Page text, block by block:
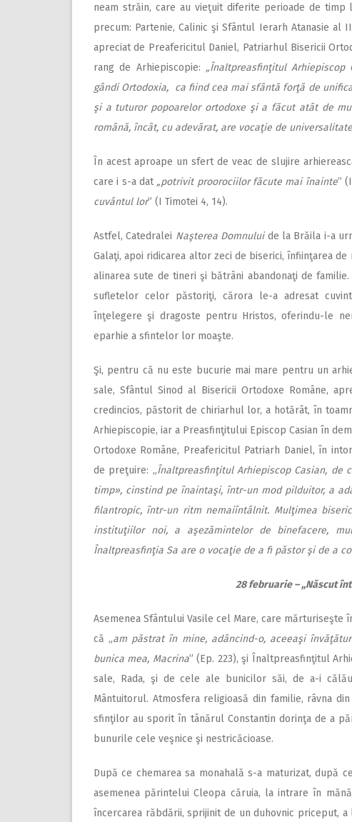
neam străin, care au vieţuit diferite perioade de timp
precum: Partenie, Calinic şi Sfântul Ierarh Atanasie
apreciat de Preafericitul Daniel, Patriarhul Bisericii
rang de Arhiepiscopie: „Înaltpreasfinţitul
gândi Ortodoxia, ca fiind cea mai sfântă forţă de
şi a tuturor popoarelor ortodoxe şi a făcut atât de
română, încât, cu adevărat, are vocaţie de
În acest aproape un sfert de veac de slujire
care i s-a dat„potrivit proorociilor făcute mai înainte”
cuvântul lor” (I Timotei 4, 14).
Astfel, Catedralei Naşterea Domnuluide la Brăila i-a
Galaţi, apoi ridicarea altor zeci de biserici, înfiinţarea
alinarea sute de tineri şi bătrâni abandonaţi de
sufletelor celor păstoriţi, cărora le-a adresat
înţelegere şi dragoste pentru Hristos, oferindu-le
eparhie a sfintelor lor moaşte.
Şi, pentru că nu este bucurie mai mare pentru un
sale, Sfântul Sinod al Bisericii Ortodoxe Române,
credincios, păstorit de chiriarhul lor, a hotărât, în
Arhiepiscopie, iar a Preasfinţitului Episcop Casian în
Ortodoxe Române, Preafericitul Patriarh Daniel, în
de preţuire: „Înaltpreasfinţitul Arhiepiscop Casian, de
timp», cinstind pe înaintaşi, într-un mod pilduitor, a
filantropic, într-un ritm nemaiîntâlnit. Mulţimea
instituţiilor noi, a aşezămintelor de binefacere,
Înaltpreasfinţia Sa are o vocaţie de a fi păstor şi de a
28 februarie – ,,Născut
Asemenea Sfântului Vasile cel Mare, care
că „am păstrat în mine, adâncind-o, aceeaşi
bunica mea, Macrina” (Ep. 223), şi Înaltpreasfinţitul
sale, Rada, şi de cele ale bunicilor săi, de a-i
Mântuitorul. Atmosfera religioasă din familie, râvna
sfinţilor au sporit în tânărul Constantin dorinţa de a
bunurile cele veşnice şi nestricăcioase.
După ce chemarea sa monahală s-a maturizat, după
asemenea părintelui Cleopa căruia, la intrare în
încercarea răbdării, sprijinit de un duhovnic priceput,